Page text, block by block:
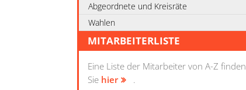
Abgeordnete und Kreisräte
Wahlen
MITARBEITERLISTE
Eine Liste der Mitarbeiter von A-Z finden
Sie hier .